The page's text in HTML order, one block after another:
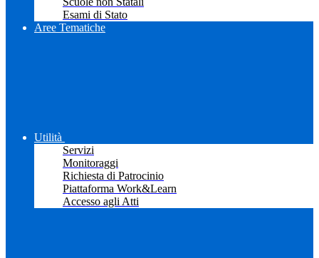
Esami di Stato
Aree Tematiche
Utilità
Servizi
Monitoraggi
Richiesta di Patrocinio
Piattaforma Work&Learn
Accesso agli Atti